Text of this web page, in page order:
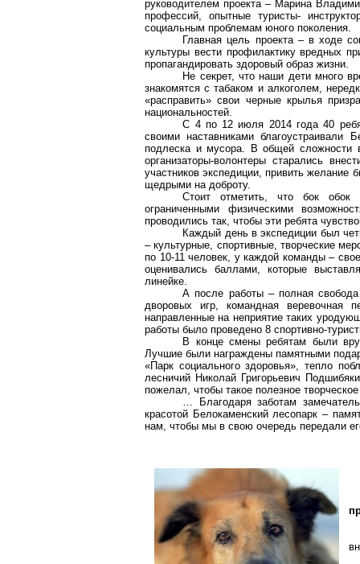
руководителем проекта – Марина
профессий, опытные туристы-
социальным проблемам юного поколения.
Главная цель проекта – в ходе
культуры вести профилактику вредных
пропагандировать здоровый образ жизни.
Не секрет, что наши дети много
знакомятся с табаком и алкоголем,
«расправить» свои черные крылья
национальностей.
С 4 по 12 июля 2014 года 40
своими наставниками
подлеска и мусора. В общей сложности
организаторы-волонтеры старались
участников экспедиции, привить
щедрыми на доброту.
Стоит отметить, что бок
ограниченными физическими
проводились так, чтобы эти ребята
Каждый день в экспедиции был
– культурные, спортивные, творческие
по 10-11 человек, у каждой команды –
оценивались баллами, которые
линейке.
А после работы – полная
дворовых игр, командная веревочная
направленные на неприятие таких
работы было проведено 8 спортивно-
В конце смены ребятам были
Лучшие были награждены памятными
«Парк социального здоровья», тепло
лесничий Николай Григорьевич
пожелал, чтобы такое полезное
… Благодаря заботам
красотой Белокаменский лесопарк –
нам, чтобы мы в свою очередь передали